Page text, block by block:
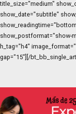
title_size="medium"
show_date="subtitle"
show_postformat="show-
h_tag="h4"
gap="15"][/